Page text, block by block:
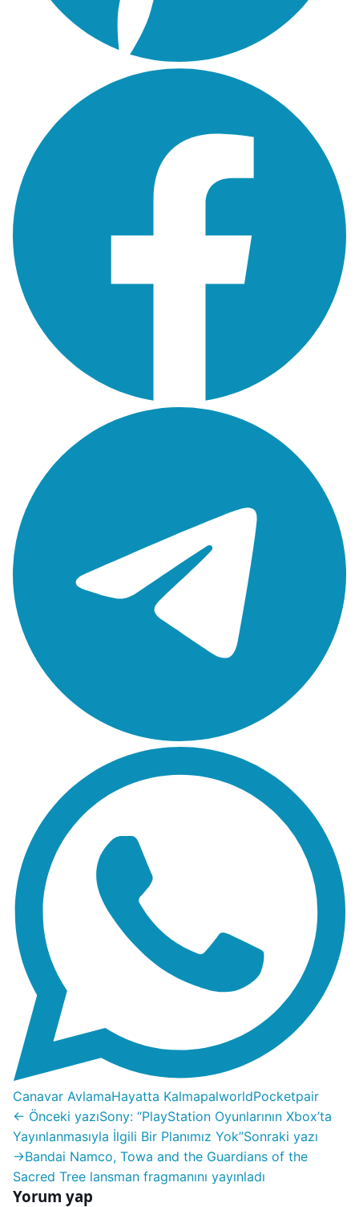
Canavar AvlamaHayatta KalmapalworldPocketpair
← Önceki yazıSony: “PlayStation Oyunlarının Xbox’ta
Yayınlanmasıyla İlgili Bir Planımız Yok”Sonraki yazı
→Bandai Namco, Towa and the Guardians of the
Sacred Tree lansman fragmanını yayınladı
Yorum yap